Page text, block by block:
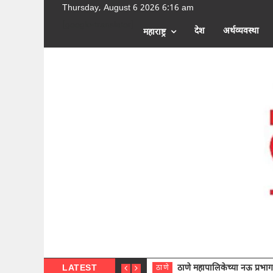
Thursday, August 6 2026 6:16 am
महाराष्ट्र देश अर्थव्यवस्था
LATEST ठाणे ठाणे महापालिकेच्या नऊ प्रभाग